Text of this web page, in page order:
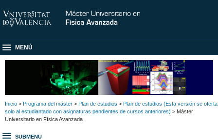
MENÚ
Inicio > Programa del máster > Plan de estudios > Plan de estudios (Esta versión se oferta
solo al estudiantado con asignaturas pendientes de cursos anteriores) > Máster
Universitario en Física Avanzada
SUBMENU